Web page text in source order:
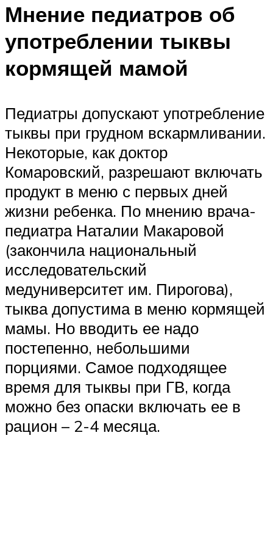
Мнение педиатров об
употреблении тыквы
кормящей мамой
Педиатры допускают употребление
тыквы при грудном вскармливании.
Некоторые, как доктор
Комаровский, разрешают включать
продукт в меню с первых дней
жизни ребенка. По мнению врача-
педиатра Наталии Макаровой
(закончила национальный
исследовательский
медуниверситет им. Пирогова),
тыква допустима в меню кормящей
мамы. Но вводить ее надо
постепенно, небольшими
порциями. Самое подходящее
время для тыквы при ГВ, когда
можно без опаски включать ее в
рацион – 2-4 месяца.